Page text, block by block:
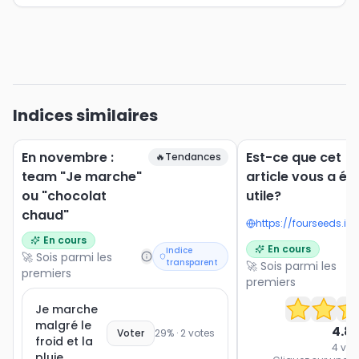
Indices similaires
En novembre :
team "Je marche"
ou "chocolat
chaud"
🔥Tendances
En cours
🚀 Sois parmi les
premiers
Indice
transparent
Je marche
malgré le
froid et la
Voter 29% · 2votes
Est-ce que cet
article vous a
utile?
En cours
🚀 Sois parmi les
premiers
4.8
4